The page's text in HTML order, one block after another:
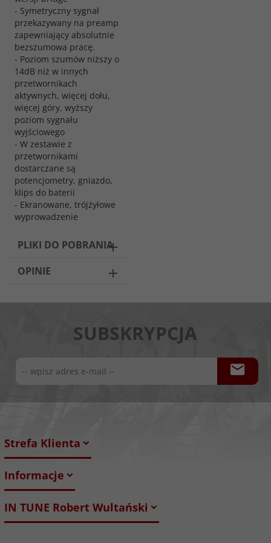
- Symetryczny sygnał
przekazywany na preamp
zapewniający absolutnie
bezszumowa pracę.
- Poziom szumów niższy o
14dB niż w innych
przetwornikach
aktywnych, więcej dołu,
więcej góry, wyższy
poziom sygnału
wyjściowego
- W zestawie z
przetwornikami
dostarczane są
potencjometry, gniazdo,
klips do baterii
- Ekranowane, trójżyłowe
wyprowadzenie
PLIKI DO POBRANIA
OPINIE
SUBSKRYPCJA
Strefa Klienta
Informacje
IN TUNE Robert Wultański